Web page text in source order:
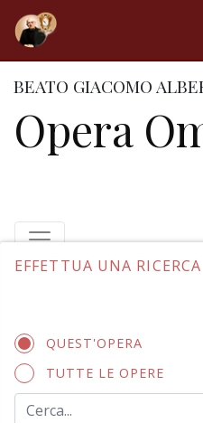
BEATO GIACOMO
Opera
EFFETTUA UNA RICERCA
QUEST'OPERA
TUTTE LE OPERE